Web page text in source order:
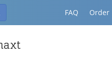
FAQ Order